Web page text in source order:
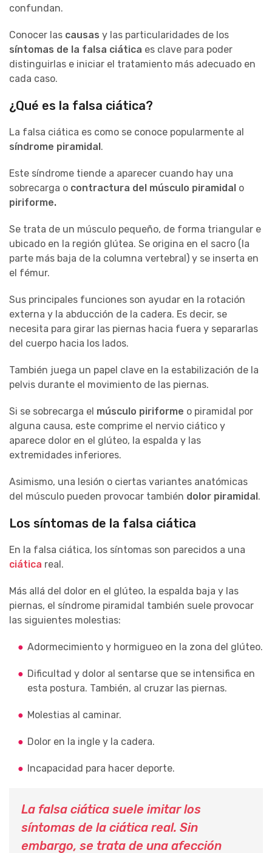
confundan.
Conocer las causas y las particularidades de los
síntomas de la falsa ciática es clave para poder
distinguirlas e iniciar el tratamiento más adecuado en
cada caso.
¿Qué es la falsa ciática?
La falsa ciática es como se conoce popularmente al
síndrome piramidal.
Este síndrome tiende a aparecer cuando hay una
sobrecarga o contractura del músculo piramidal o
piriforme.
Se trata de un músculo pequeño, de forma triangular e
ubicado en la región glútea. Se origina en el sacro (la
parte más baja de la columna vertebral) y se inserta en
el fémur.
Sus principales funciones son ayudar en la rotación
externa y la abducción de la cadera. Es decir, se
necesita para girar las piernas hacia fuera y separarlas
del cuerpo hacia los lados.
También juega un papel clave en la estabilización de la
pelvis durante el movimiento de las piernas.
Si se sobrecarga el músculo piriforme o piramidal por
alguna causa, este comprime el nervio ciático y
aparece dolor en el glúteo, la espalda y las
extremidades inferiores.
Asimismo, una lesión o ciertas variantes anatómicas
del músculo pueden provocar también dolor piramidal.
Los síntomas de la falsa ciática
En la falsa ciática, los síntomas son parecidos a una
ciática real.
Más allá del dolor en el glúteo, la espalda baja y las
piernas, el síndrome piramidal también suele provocar
las siguientes molestias:
Adormecimiento y hormigueo en la zona del glúteo.
Dificultad y dolor al sentarse que se intensifica en
esta postura. También, al cruzar las piernas.
Molestias al caminar.
Dolor en la ingle y la cadera.
Incapacidad para hacer deporte.
La falsa ciática suele imitar los
síntomas de la ciática real. Sin
embargo, se trata de una afección